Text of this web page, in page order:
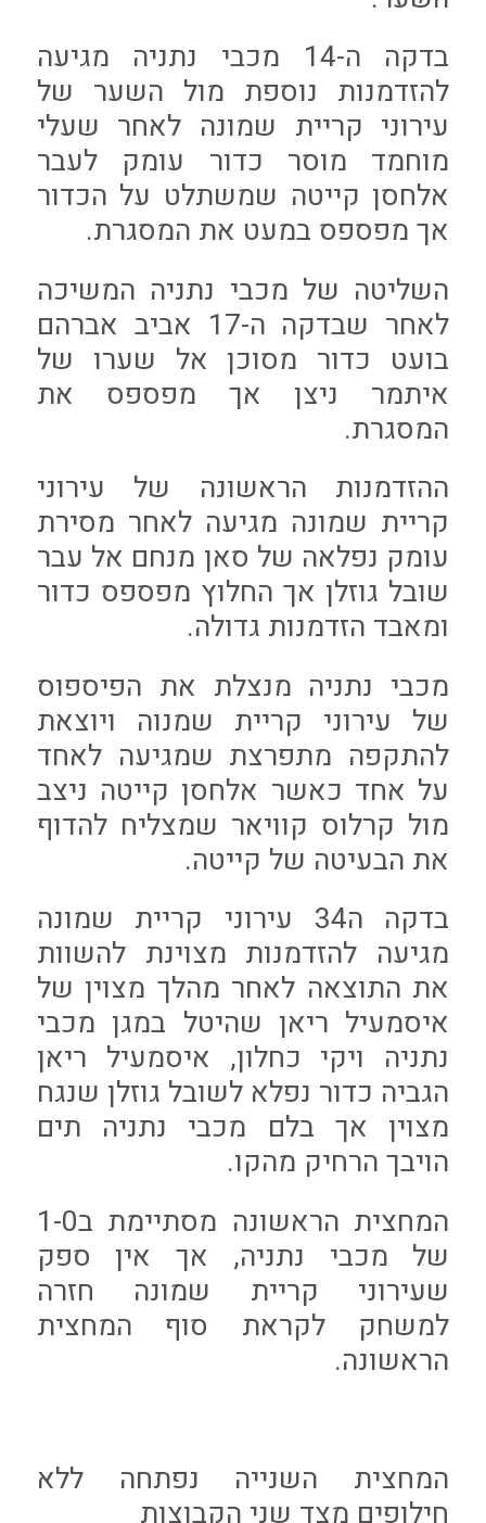
בדקה ה-14 מכבי נתניה מגיעה
להזדמנות נוספת מול השער של
עירוני קריית שמונה לאחר שעלי
מוחמד מוסר כדור עומק לעבר
אלחסן קייטה שמשתלט על הכדור
אך מפספס במעט את המסגרת.
השליטה של מכבי נתניה המשיכה
לאחר שבדקה ה-17
אביב אברהם
בועט כדור מסוכן אל שערו של
איתמר ניצן אך מפספס את
המסגרת.
ההזדמנות הראשונה של עירוני
קריית שמונה מגיעה לאחר מסירת
עומק נפלאה של סאן מנחם אל עבר
שובל גוזלן אך החלוץ מפספס כדור
ומאבד הזדמנות גדולה.
מכבי נתניה מנצלת את הפיספוס
של עירוני קריית שמנוה ויוצאת
להתקפה מתפרצת שמגיעה לאחד
על אחד כאשר אלחסן קייטה ניצב
מול קרלוס קוויאר שמצליח להדוף
את הבעיטה של קייטה.
בדקה ה34 עירוני קריית שמונה
מגיעה להזדמנות מצוינת להשוות
את התוצאה לאחר מהלך מצוין של
איסמעיל ריאן שהיטל במגן מכבי
נתניה ויקי כחלון, איסמעיל ריאן
הגביה כדור נפלא לשובל גוזלן שנגח
מצוין אך בלם מכבי נתניה תים
הויבך הרחיק מהקו.
המחצית הראשונה מסתיימת ב1-0
של מכבי נתניה, אך אין ספק
שעירוני קריית שמונה חזרה
למשחק לקראת סוף המחצית
הראשונה.
המחצית השנייה נפתחה ללא
חילופים מצד שני הקבוצות